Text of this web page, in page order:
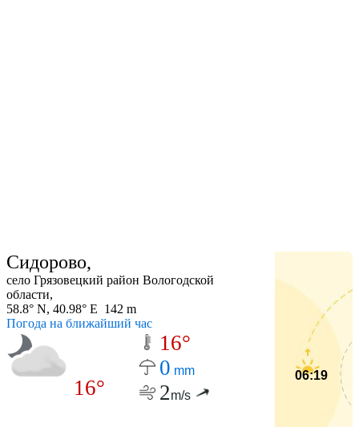
Сидорово,
село Грязовецкий район Вологодской
области,
58.8° N, 40.98° E 142 m
Погода на ближайший час
16°
16°
0 mm
2m/s
06:19